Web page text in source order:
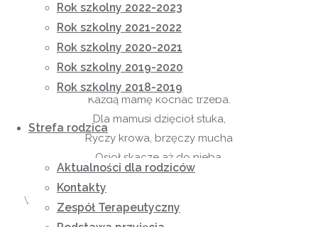
Rok szkolny 2022-2023
Rok szkolny 2021-2022
Rok szkolny 2020-2021
Rok szkolny 2019-2020
Rok szkolny 2018-2019
Strefa rodzica
Aktualności dla rodziców
Kontakty
Zespół Terapeutyczny
Osioł skacze aż do nieba.
Dla mamusi dzięcioł stuka,
Ryczy krowa, brzęczy mucha
Osioł skacze aż do nieba
Każdą mamę kochać trzeba.
Dla mamusi dzięcioł stuka,
Ryczy krowa, brzęczy mucha
Osioł skacze aż do nieba.
Wszystkim Mamom ofiarujemy to co najcenniejsze- naszą